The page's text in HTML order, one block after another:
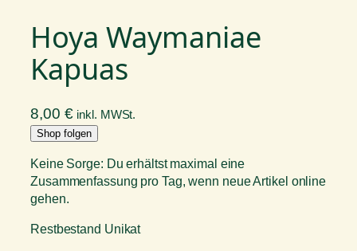
Hoya Waymaniae
Kapuas
8,00 € inkl. MWSt.
Shop folgen
Keine Sorge: Du erhältst maximal eine
Zusammenfassung pro Tag, wenn neue Artikel online
gehen.
Restbestand Unikat